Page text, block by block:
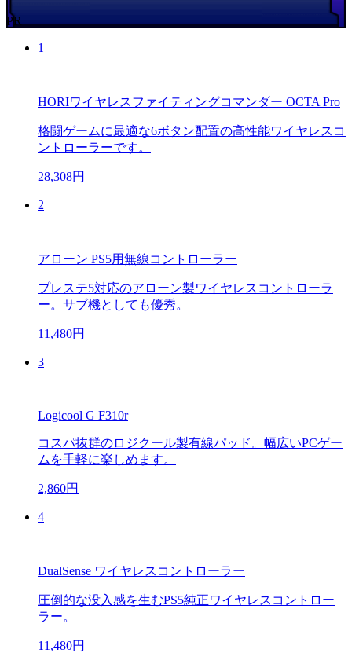
PR
1
HORIワイヤレスファイティングコマンダー OCTA Pro
格闘ゲームに最適な6ボタン配置の高性能ワイヤレスコ
ントローラーです。
28,308円
2
アローン PS5用無線コントローラー
プレステ5対応のアローン製ワイヤレスコントローラ
ー。サブ機としても優秀。
11,480円
3
Logicool G F310r
コスパ抜群のロジクール製有線パッド。幅広いPCゲー
ムを手軽に楽しめます。
2,860円
4
DualSense ワイヤレスコントローラー
圧倒的な没入感を生むPS5純正ワイヤレスコントロー
ラー。
11,480円